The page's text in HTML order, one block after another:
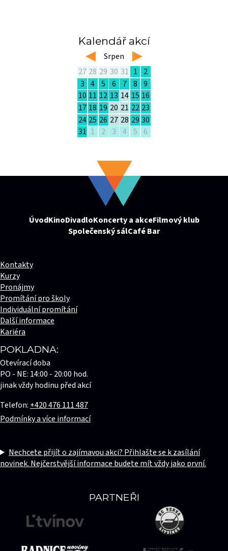
Kalendář akcí
left Srpen right
27 28 29 30 31 1
2
3
4 5 6 7 8
9
10 11 12 13 14 15 16
17 18 19 20 21 22 23
24 25 26 27 28 29 30
31 1 2 3 4 5 6
ÚvodKinoDivadloKoncerty a akceFilmový klub
Společenský sálCafé Bar
PARTNEŘI
Kontakty
Kurzy
Pronájmy
Promítání pro školy
Individuální promítání
Další informace
Kariéra
POKLADNA:
Otevírací doba
PO - NE: 14:00 - 20:00 hod.
jinak vždy hodinu před akcí
Telefon: +420 476 111 487
Podmínky a více informací
Nechcete přijít o zajímavou akci? Přihlašte se k zasílání
novinek. Nejčerstvější informace budete mít vždy jako první.